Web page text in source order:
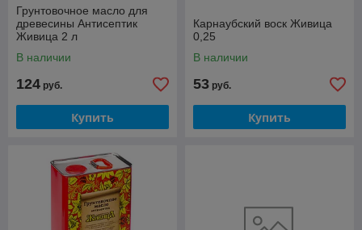
Грунтовочное масло для
древесины Антисептик
Живица 2 л
В наличии
124 руб.
Купить
Карнаубский воск Живица
0,25
В наличии
53 руб.
Купить